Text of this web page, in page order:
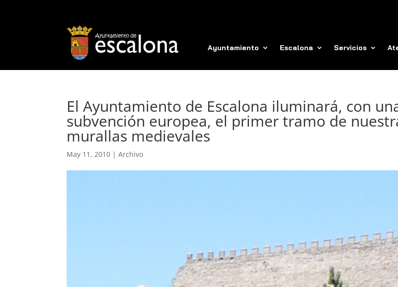
Ayuntamiento Escalona Servicios
El Ayuntamiento de Escalona iluminará, con
subvención europea, el primer tramo de
murallas medievales
May 11, 2010 |Archivo